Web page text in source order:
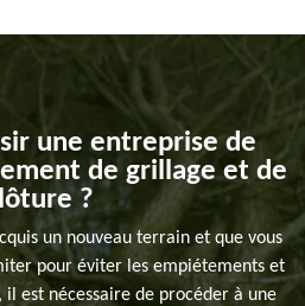
une entreprise de
de grillage et de
?
un nouveau terrain et que vous
pour éviter les empiétements et
il est nécessaire de procéder à une